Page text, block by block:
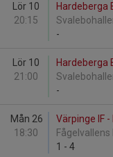
Lör 10
20:15
Hardeberga
-
Lör 10
21:00
Hardeberga
-
Mån 26
18:30
Värpinge IF
Fågelvallens
1 - 4